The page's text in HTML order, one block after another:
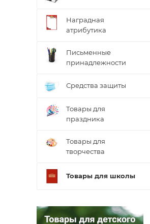
Наградная
атрибутика
Письменные
принадлежности
Средства защиты
Товары для
праздника
Товары для
творчества
Товары для школы